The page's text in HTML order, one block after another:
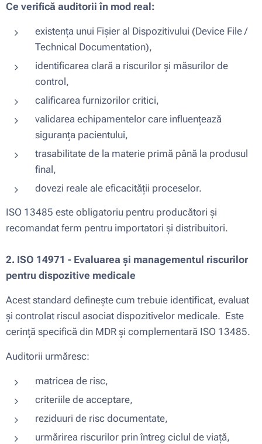
Ce verifică auditorii în mod real:
existența unui Fișier al Dispozitivului (Device File /
Technical Documentation),
identificarea clară a riscurilor și măsurilor de
control,
calificarea furnizorilor critici,
validarea echipamentelor care influențează
siguranța pacientului,
trasabilitate de la materie primă până la produsul
final,
dovezi reale ale eficacității proceselor.
ISO 13485 este obligatoriu pentru producători și
recomandat ferm pentru importatori și distribuitori.
2. ISO 14971 - Evaluarea și managementul riscurilor
pentru dispozitive medicale
Acest standard definește cum trebuie identificat, evaluat
și controlat riscul asociat dispozitivelor medicale. Este
cerință specifică din MDR și complementară ISO 13485.
Auditorii urmăresc:
matricea de risc,
criteriile de acceptare,
reziduuri de risc documentate,
urmărirea riscurilor prin întreg ciclul de viață,